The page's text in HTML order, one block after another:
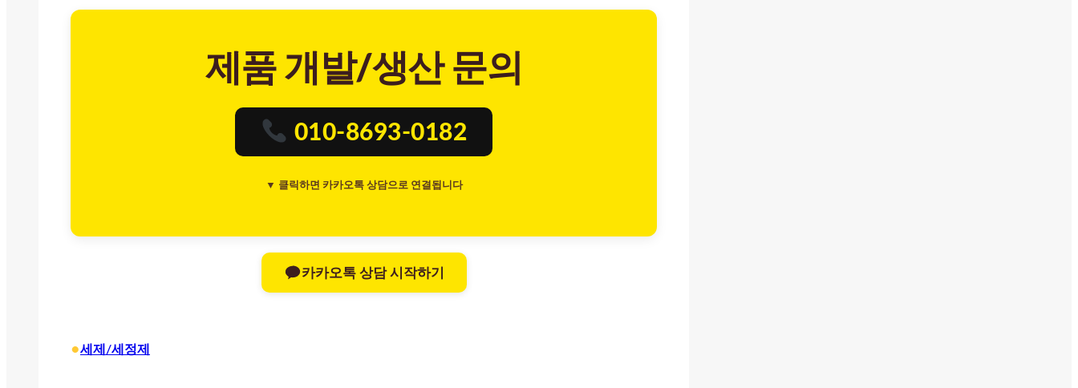
제품 개발/생산 문의
010-8693-0182
▼ 클릭하면 카카오톡 상담으로 연결됩니다
카카오톡 상담 시작하기
•세제/세정제